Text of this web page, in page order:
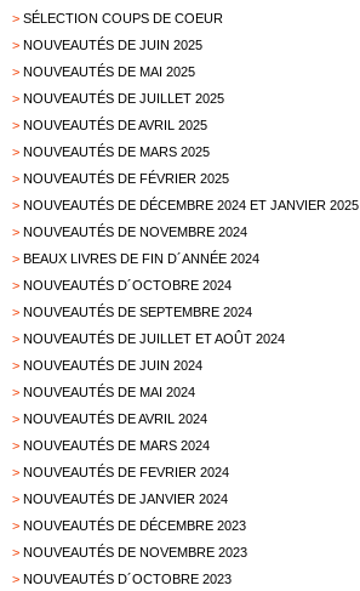
> SÉLECTION COUPS DE COEUR
> NOUVEAUTÉS DE JUIN 2025
> NOUVEAUTÉS DE MAI 2025
> NOUVEAUTÉS DE JUILLET 2025
> NOUVEAUTÉS DE AVRIL 2025
> NOUVEAUTÉS DE MARS 2025
> NOUVEAUTÉS DE FÉVRIER 2025
> NOUVEAUTÉS DE DÉCEMBRE 2024 ET JANVIER 2025
> NOUVEAUTÉS DE NOVEMBRE 2024
> BEAUX LIVRES DE FIN D´ANNÉE 2024
> NOUVEAUTÉS D´OCTOBRE 2024
> NOUVEAUTÉS DE SEPTEMBRE 2024
> NOUVEAUTÉS DE JUILLET ET AOÛT 2024
> NOUVEAUTÉS DE JUIN 2024
> NOUVEAUTÉS DE MAI 2024
> NOUVEAUTÉS DE AVRIL 2024
> NOUVEAUTÉS DE MARS 2024
> NOUVEAUTÉS DE FEVRIER 2024
> NOUVEAUTÉS DE JANVIER 2024
> NOUVEAUTÉS DE DÉCEMBRE 2023
> NOUVEAUTÉS DE NOVEMBRE 2023
> NOUVEAUTÉS D´OCTOBRE 2023